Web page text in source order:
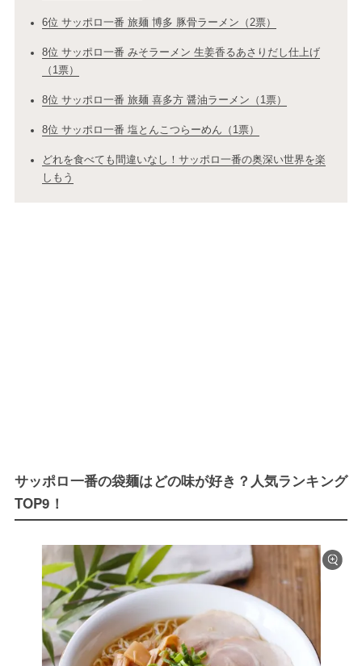
6位 サッポロ一番 旅麺 博多 豚骨ラーメン（2票）
8位 サッポロ一番 みそラーメン 生姜香るあさりだし仕上げ
（1票）
8位 サッポロ一番 旅麺 喜多方 醤油ラーメン（1票）
8位 サッポロ一番 塩とんこつらーめん（1票）
どれを食べても間違いなし！サッポロ一番の奥深い世界を楽
しもう
サッポロ一番の袋麺はどの味が好き？人気ランキング
TOP9！